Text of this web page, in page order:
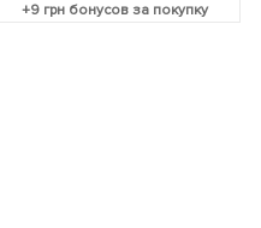
+9 грн бонусов за покупку